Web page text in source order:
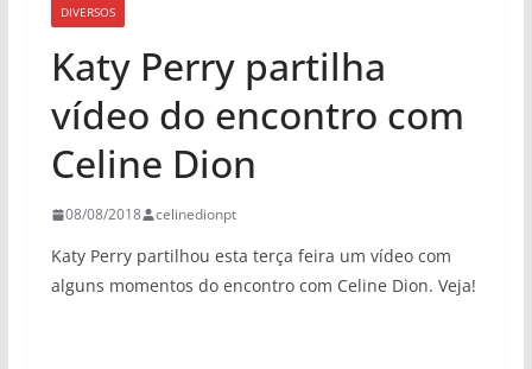
DIVERSOS
Katy Perry partilha
vídeo do encontro com
Celine Dion
08/08/2018 celinedionpt
Katy Perry partilhou esta terça feira um vídeo com
alguns momentos do encontro com Celine Dion. Veja!